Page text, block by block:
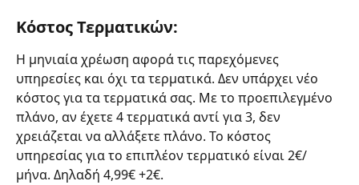
Κόστος Τερματικών:
Η μηνιαία χρέωση αφορά τις παρεχόμενες
υπηρεσίες και όχι τα τερματικά. Δεν υπάρχει νέο
κόστος για τα τερματικά σας. Με το προεπιλεγμένο
πλάνο, αν έχετε 4 τερματικά αντί για 3, δεν
χρειάζεται να αλλάξετε πλάνο. Το κόστος
υπηρεσίας για το επιπλέον τερματικό είναι 2€/
μήνα. Δηλαδή 4,99€ +2€.